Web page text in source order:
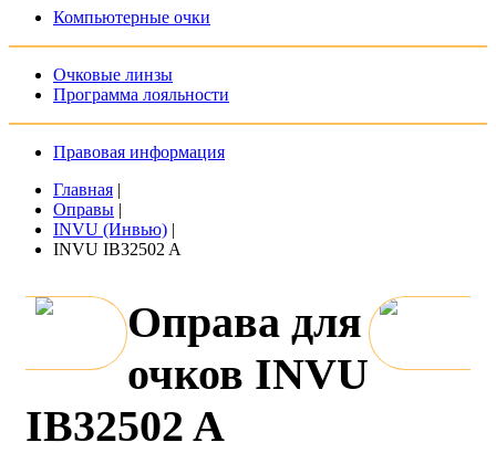
Компьютерные очки
Очковые линзы
Программа лояльности
Правовая информация
Главная |
Оправы |
INVU (Инвью) |
INVU IB32502 A
Оправа для
очков INVU
IB32502 A